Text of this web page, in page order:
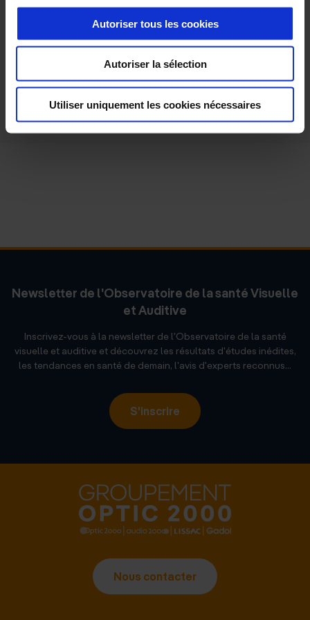
Autoriser tous les cookies
Autoriser la sélection
Utiliser uniquement les cookies nécessaires
Cet article vous a plu ?
Partagez le
Nous contacter
Newsletter de l'Observatoire de la santé Visuelle
et Auditive
Inscrivez-vous à la newsletter de l'Observatoire de la santé
visuelle et auditive et découvrez les résultats d'études inédites,
les tendances en santé de demain, l'avis d'experts reconnus...
S'inscrire